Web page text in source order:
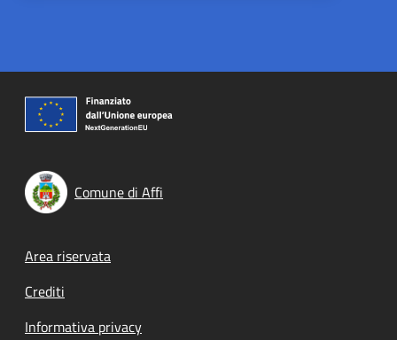
Comune di Affi
Footer menu
Area riservata
Crediti
Informativa privacy